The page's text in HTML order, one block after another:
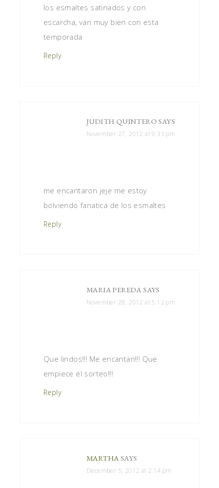
los esmaltes satinados y con
escarcha, van muy bien con esta
temporada
Reply
JUDITH QUINTERO SAYS
November 27, 2012 at 9:33 pm
me encantaron jeje me estoy
bolviendo fanatica de los esmaltes
Reply
MARIA PEREDA SAYS
November 28, 2012 at 5:12 pm
Que lindos!!! Me encantan!!! Que
empiece el sorteo!!!
Reply
MARTHA SAYS
December 5, 2012 at 2:14 pm